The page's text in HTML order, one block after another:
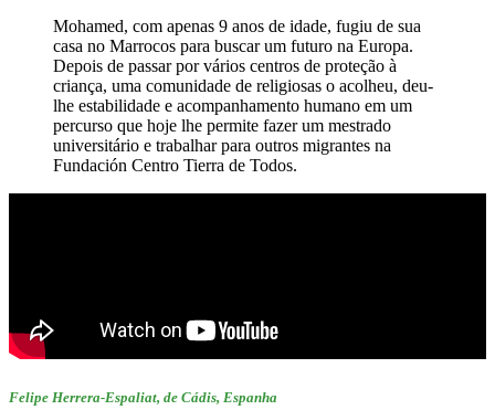
Mohamed, com apenas 9 anos de idade, fugiu de sua
casa no Marrocos para buscar um futuro na Europa.
Depois de passar por vários centros de proteção à
criança, uma comunidade de religiosas o acolheu, deu-
lhe estabilidade e acompanhamento humano em um
percurso que hoje lhe permite fazer um mestrado
universitário e trabalhar para outros migrantes na
Fundación Centro Tierra de Todos.
Felipe Herrera-Espaliat, de Cádis, Espanha